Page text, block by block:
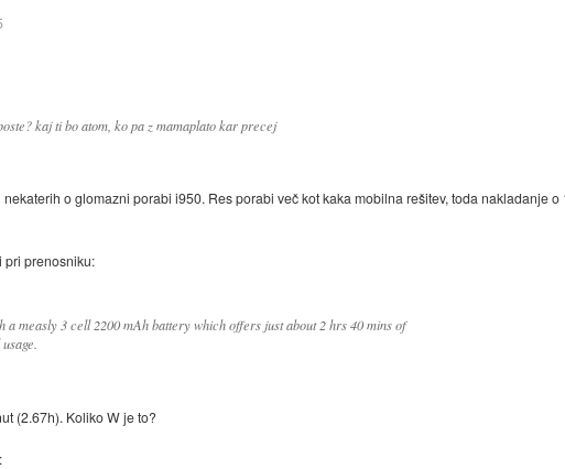
kaj ti bo atom, ko pa z mamaplato kar precej
o glomazni porabi i950. Res porabi več kot kaka mobilna rešitev, toda nakladanje
pri prenosniku:
a measly 3 cell 2200 mAh battery which offers just about 2 hrs 40 mins of
(2.67h). Koliko W je to?